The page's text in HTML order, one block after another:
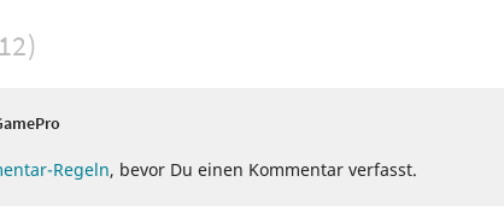
Regeln, bevor Du einen Kommentar verfasst.